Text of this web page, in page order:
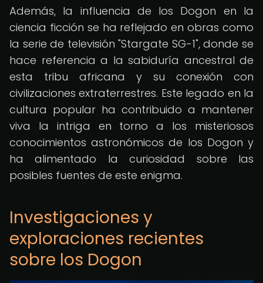
Además, la influencia de los Dogon en la
ciencia ficción se ha reflejado en obras como
la serie de televisión "Stargate SG-1", donde se
hace referencia a la sabiduría ancestral de
esta tribu africana y su conexión con
civilizaciones extraterrestres. Este legado en la
cultura popular ha contribuido a mantener
viva la intriga en torno a los misteriosos
conocimientos astronómicos de los Dogon y
ha alimentado la curiosidad sobre las
posibles fuentes de este enigma.
Investigaciones y
exploraciones recientes
sobre los Dogon